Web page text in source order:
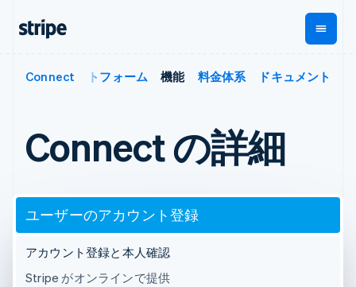
オンライン決
済
マーチャント
オブレコード
ソリューショ
Payment links
コーディング
不要の決済ペ
収益
経常収益
Metronome
サブスクリ
プション
サブスクリ
管理
Invoicing
1 回限りまた
資金管
Global
Payouts
への入
プラッ
フォー
企業規模別
スタートアップ向け
エージェンティックコマ
E コマース / ECサイト
請求・財務関連
ドキュメント
ライブラリと SDK
Stripe Apps
ガイド
オンライン決済を受け付
構築済みの決済を実装
学ぶ
ガイド
サポート
管理サポートプラン
ビス
Connect
イス プラットフォーム 機能 料金体系 ドキュメント
Connect の詳細
ユーザーのアカウント登録
アカウント登録と本人確認
Stripe がオンラインで提供